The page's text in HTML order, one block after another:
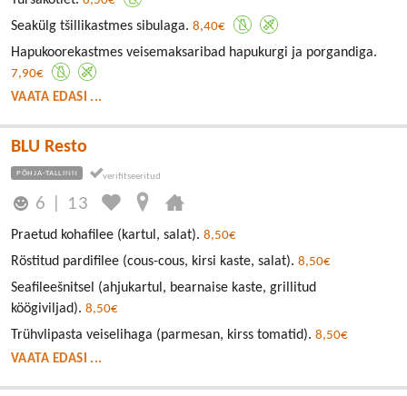
Seakülg tšillikastmes sibulaga. 8,40€
Hapukoorekastmes veisemaksaribad hapukurgi ja porgandiga.
7,90€
VAATA EDASI ...
BLU Resto
PÕHJA-TALLINN
6 13
Praetud kohafilee (kartul, salat). 8,50€
Röstitud pardifilee (cous-cous, kirsi kaste, salat). 8,50€
Seafileešnitsel (ahjukartul, bearnaise kaste, grillitud
köögiviljad). 8,50€
Trühvlipasta veiselihaga (parmesan, kirss tomatid). 8,50€
VAATA EDASI ...